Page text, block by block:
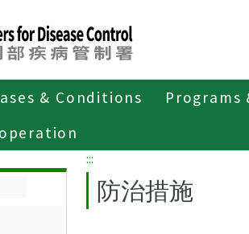
& Conditions Programs
專題
:::
防治措施